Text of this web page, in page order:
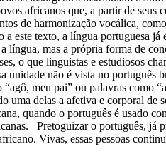
africanos que, a partir de seus
de harmonização vocálica, como
este texto, a língua portuguesa já
língua, mas a própria forma de
o que linguistas e estudiosos
não é vista no português
meu pai” ou palavras como
uma delas a afetiva e corporal de
quando o português é usado
Pretoguizar o português, já
Vivas, essas pessoas